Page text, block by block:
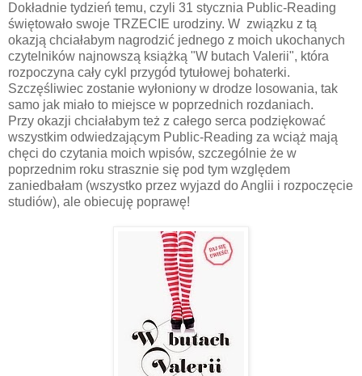
Dokładnie tydzień temu, czyli 31 stycznia Public-Reading
świętowało swoje TRZECIE urodziny. W związku z tą
okazją chciałabym nagrodzić jednego z moich ukochanych
czytelników najnowszą książką "W butach Valerii", która
rozpoczyna cały cykl przygód tytułowej bohaterki.
Szczęśliwiec zostanie wyłoniony w drodze losowania, tak
samo jak miało to miejsce w poprzednich rozdaniach.
Przy okazji chciałabym też z całego serca podziękować
wszystkim odwiedzającym Public-Reading za wciąż mają
chęci do czytania moich wpisów, szczególnie że w
poprzednim roku strasznie się pod tym względem
zaniedbałam (wszystko przez wyjazd do Anglii i rozpoczęcie
studiów), ale obiecuję poprawę!